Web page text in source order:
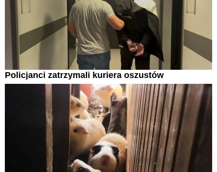
Policjanci zatrzymali kuriera oszustów